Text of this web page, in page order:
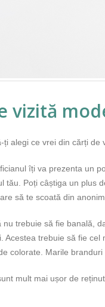
vizită
ți alegi ce vrei din cărți
îți va prezenta un
tău. Poți câștiga un plus
să te scoată din
nu trebuie să fie banală,
Acestea trebuie să fie
colorate. Marile
mult mai ușor de